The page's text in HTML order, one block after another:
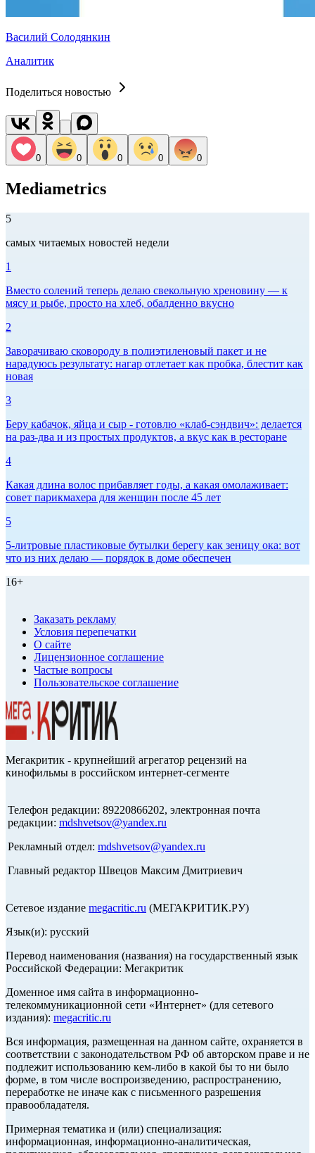
Василий Солодянкин
Аналитик
Поделиться новостью
0 0 0 0 0
Mediametrics
5
самых читаемых новостей недели
1
Вместо солений теперь делаю свекольную хреновину — к
мясу и рыбе, просто на хлеб, обалденно вкусно
2
Заворачиваю сковороду в полиэтиленовый пакет и не
нарадуюсь результату: нагар отлетает как пробка, блестит как
новая
3
Беру кабачок, яйца и сыр - готовлю «клаб-сэндвич»: делается
на раз-два и из простых продуктов, а вкус как в ресторане
4
Какая длина волос прибавляет годы, а какая омолаживает:
совет парикмахера для женщин после 45 лет
5
5-литровые пластиковые бутылки берегу как зеницу ока: вот
что из них делаю — порядок в доме обеспечен
16+
Заказать рекламу
Условия перепечатки
О сайте
Лицензионное соглашение
Частые вопросы
Пользовательское соглашение
Мегакритик - крупнейший агрегатор рецензий на
кинофильмы в российском интернет-сегменте
Телефон редакции: 89220866202, электронная почта
редакции: mdshvetsov@yandex.ru
Рекламный отдел: mdshvetsov@yandex.ru
Главный редактор Швецов Максим Дмитриевич
Сетевое издание megacritic.ru (МЕГАКРИТИК.РУ)
Язык(и): русский
Перевод наименования (названия) на государственный язык
Российской Федерации: Мегакритик
Доменное имя сайта в информационно-
телекоммуникационной сети «Интернет» (для сетевого
издания): megacritic.ru
Вся информация, размещенная на данном сайте, охраняется в
соответствии с законодательством РФ об авторском праве и не
подлежит использованию кем-либо в какой бы то ни было
форме, в том числе воспроизведению, распространению,
переработке не иначе как с письменного разрешения
правообладателя.
Примерная тематика и (или) специализация:
информационная, информационно-аналитическая,